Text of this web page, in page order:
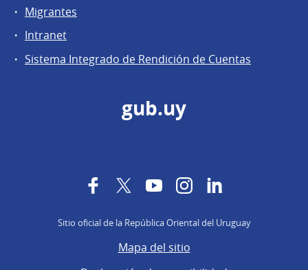
Migrantes
Intranet
Sistema Integrado de Rendición de Cuentas
gub.uy
FacebookTwitterYouTubeInstagram
Sitio oficial de la República Oriental del Uruguay
Mapa del sitio